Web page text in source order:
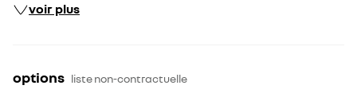
voir plus
options liste non-contractuelle